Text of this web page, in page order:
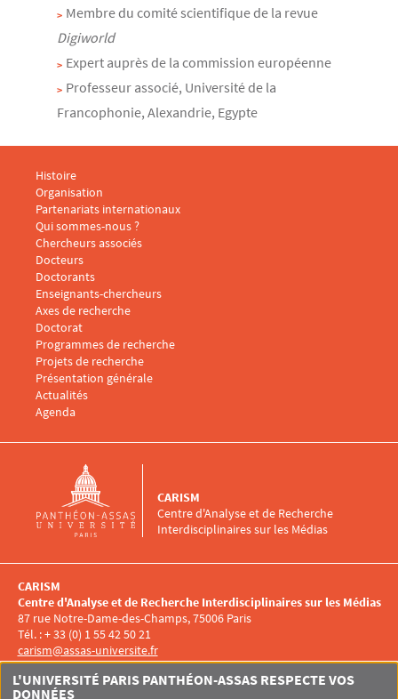
Membre du comité scientifique de la revue
Digiworld
Expert auprès de la commission européenne
Professeur associé, Université de la
Francophonie, Alexandrie, Egypte
Menu footer CARISM 1
Histoire
Organisation
Partenariats internationaux
Qui sommes-nous ?
Menu footer CARISM 2
Chercheurs associés
Docteurs
Doctorants
Enseignants-chercheurs
Menu footer CARISM 3
Axes de recherche
Doctorat
Programmes de recherche
Projets de recherche
Présentation générale
Menu footer CARISM 4
Actualités
Agenda
Centre d'Analyse et de Recherche
Interdisciplinaires sur les Médias
CARISM
CARISM
Centre d'Analyse et de Recherche Interdisciplinaires sur les Médias
87 rue Notre-Dame-des-Champs, 75006 Paris
Tél. : + 33 (0) 1 55 42 50 21
carism@assas-universite.fr
Menu RS CARISM
L'UNIVERSITÉ PARIS PANTHÉON-ASSAS RESPECTE VOS
DONNÉES